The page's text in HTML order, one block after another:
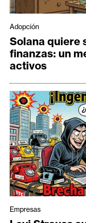
Adopción
Solana quiere
finanzas: un
activos
Empresas